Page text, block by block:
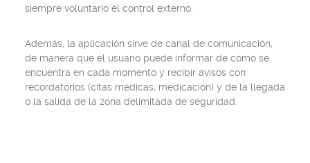
siempre voluntario el control externo.
Además, la aplicación sirve de canal de comunicación,
de manera que el usuario puede informar de cómo se
encuentra en cada momento y recibir avisos con
recordatorios (citas médicas, medicación) y de la llegada
o la salida de la zona delimitada de seguridad.